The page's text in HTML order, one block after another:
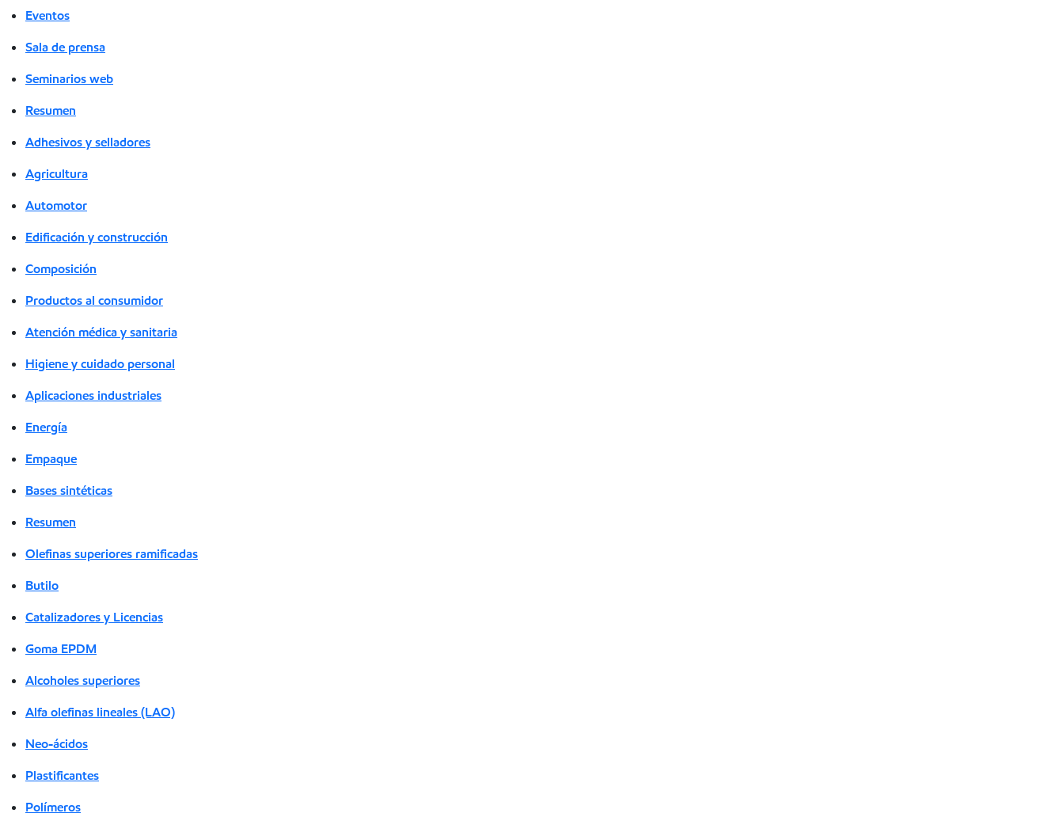
Eventos
Sala de prensa
Seminarios web
Resumen
Adhesivos y selladores
Agricultura
Automotor
Edificación y construcción
Composición
Productos al consumidor
Atención médica y sanitaria
Higiene y cuidado personal
Aplicaciones industriales
Energía
Empaque
Bases sintéticas
Resumen
Olefinas superiores ramificadas
Butilo
Catalizadores y Licencias
Goma EPDM
Alcoholes superiores
Alfa olefinas lineales (LAO)
Neo-ácidos
Plastificantes
Polímeros